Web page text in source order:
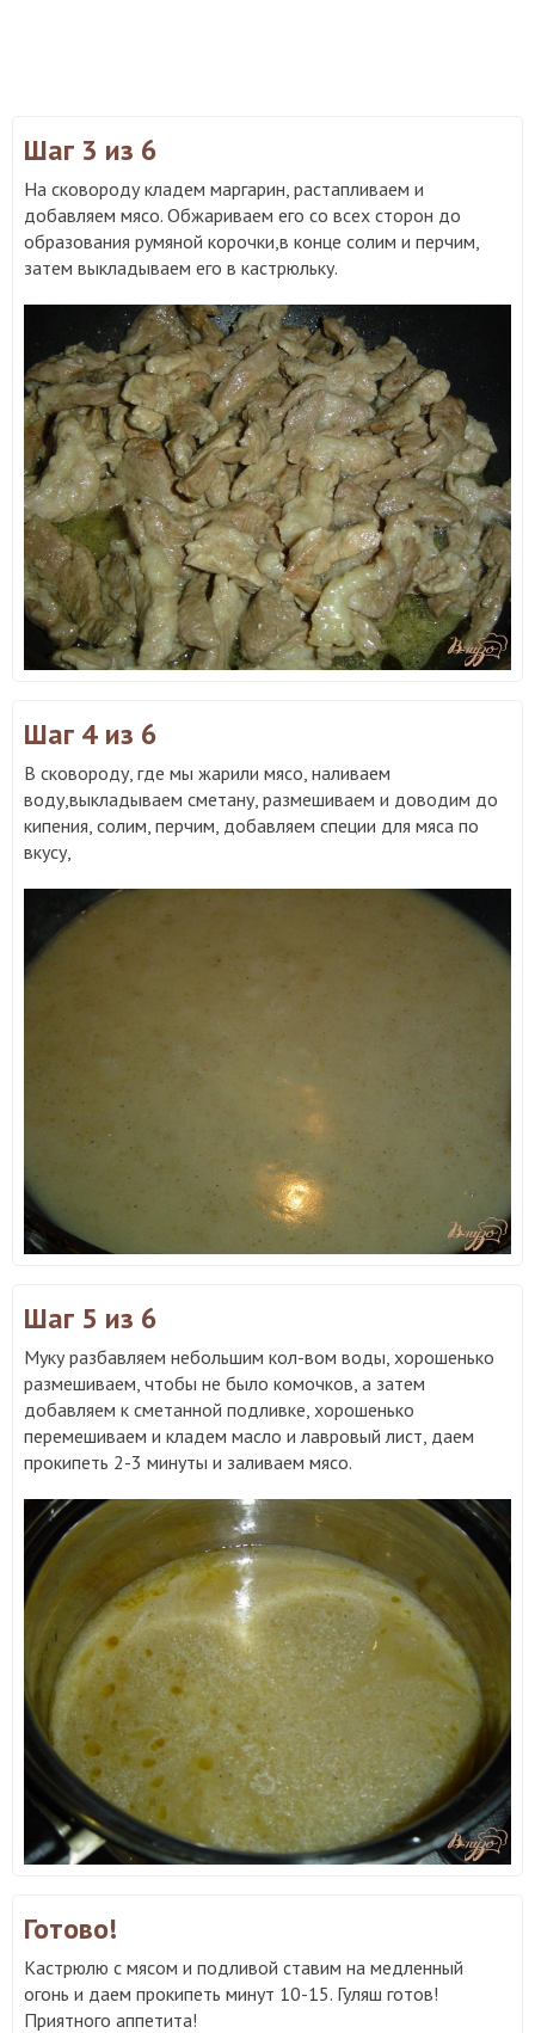
Шаг 3 из 6
На сковороду кладем маргарин, растапливаем и
добавляем мясо. Обжариваем его со всех сторон до
образования румяной корочки,в конце солим и перчим,
затем выкладываем его в кастрюльку.
Шаг 4 из 6
В сковороду, где мы жарили мясо, наливаем
воду,выкладываем сметану, размешиваем и доводим до
кипения, солим, перчим, добавляем специи для мяса по
вкусу,
Шаг 5 из 6
Муку разбавляем небольшим кол-вом воды, хорошенько
размешиваем, чтобы не было комочков, а затем
добавляем к сметанной подливке, хорошенько
перемешиваем и кладем масло и лавровый лист, даем
прокипеть 2-3 минуты и заливаем мясо.
Готово!
Кастрюлю с мясом и подливой ставим на медленный
огонь и даем прокипеть минут 10-15. Гуляш готов!
Приятного аппетита!